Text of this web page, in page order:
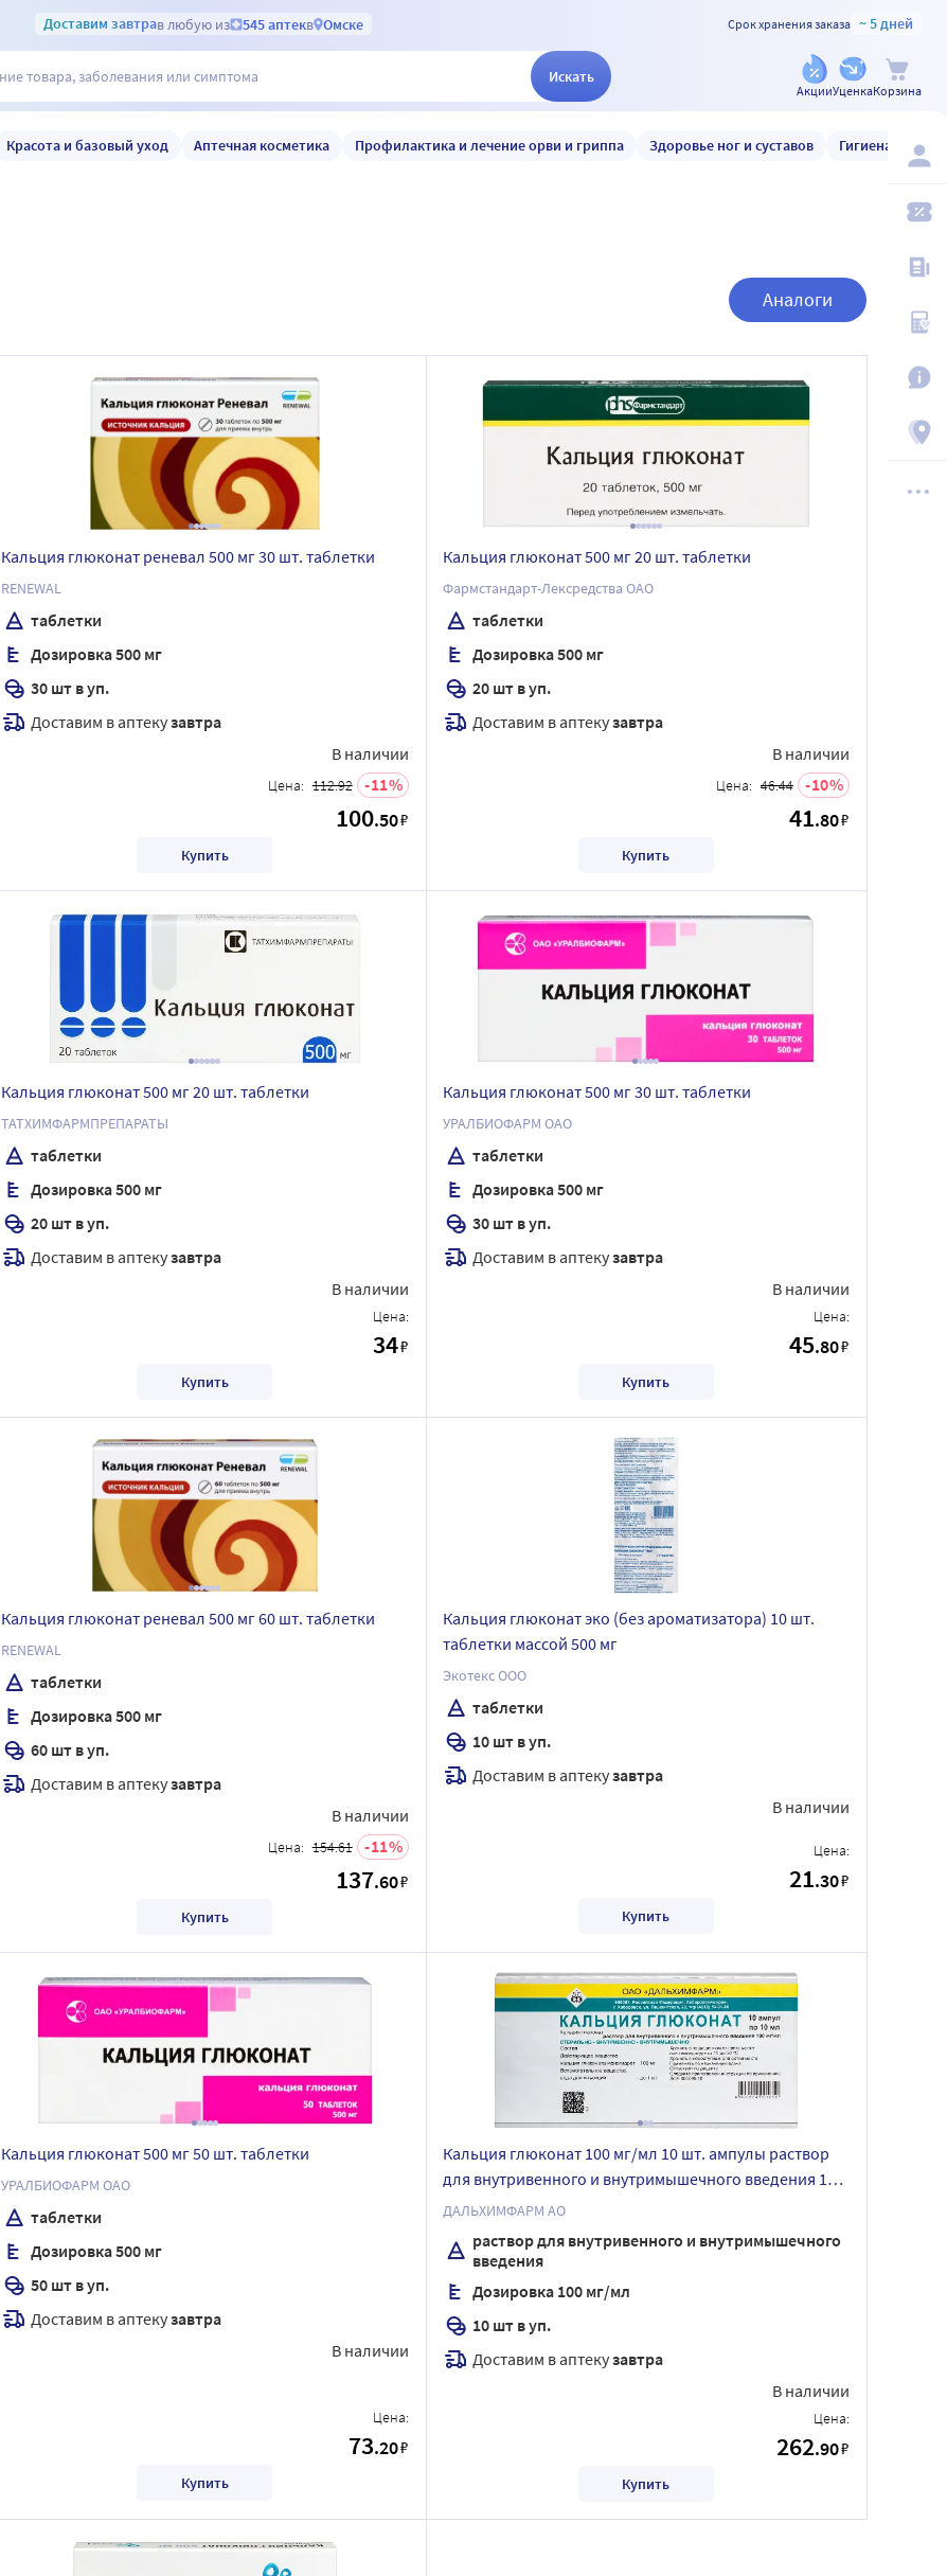
Доставим завтрав любую из 545 аптекв Омске Срок хранения заказа ~ 5 дней
Искать
АкцииУценкаКорзина
Красота и базовый уход Аптечная косметика Профилактика и лечение орви и гриппа Здоровье ног и суставов Гигиена и уход
Аналоги
Кальция глюконат реневал 500 мг 30 шт. таблетки
RENEWAL
таблетки
Дозировка 500 мг
30 шт в уп.
Доставим в аптекузавтра
В наличии
Цена: 112.92 11
100.50₽
Купить
Кальция глюконат 500 мг 20 шт. таблетки
Фармстандарт-Лексредства ОАО
таблетки
Дозировка 500 мг
20 шт в уп.
Доставим в аптекузавтра
В наличии
Цена: 46.44 10
41.80₽
Купить
Кальция глюконат 500 мг 20 шт. таблетки
ТАТХИМФАРМПРЕПАРАТЫ
таблетки
Дозировка 500 мг
20 шт в уп.
Доставим в аптекузавтра
В наличии
Цена:
34₽
Купить
Кальция глюконат 500 мг 30 шт. таблетки
УРАЛБИОФАРМ ОАО
таблетки
Дозировка 500 мг
30 шт в уп.
Доставим в аптекузавтра
В наличии
Цена:
45.80₽
Купить
Кальция глюконат реневал 500 мг 60 шт. таблетки
RENEWAL
таблетки
Дозировка 500 мг
60 шт в уп.
Доставим в аптекузавтра
В наличии
Цена: 154.61 11
137.60₽
Купить
Кальция глюконат эко (без ароматизатора) 10 шт.
таблетки массой 500 мг
Экотекс ООО
таблетки
10 шт в уп.
Доставим в аптекузавтра
В наличии
Цена:
21.30₽
Купить
Кальция глюконат 500 мг 50 шт. таблетки
УРАЛБИОФАРМ ОАО
таблетки
Дозировка 500 мг
50 шт в уп.
Доставим в аптекузавтра
В наличии
Цена:
73.20₽
Купить
Кальция глюконат 100 мг/мл 10 шт. ампулы раствор
для внутривенного и внутримышечного введения 10
мл
ДАЛЬХИМФАРМ АО
раствор для внутривенного и внутримышечного
введения
Дозировка 100 мг/мл
10 шт в уп.
Доставим в аптекузавтра
В наличии
Цена:
262.90₽
Купить